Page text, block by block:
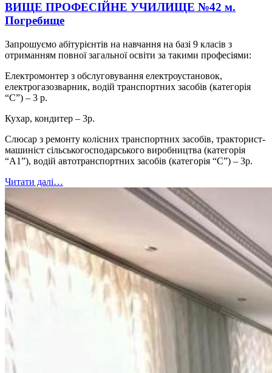
ВИЩЕ ПРОФЕСІЙНЕ УЧИЛИЩЕ №42 м.
Погребище
Запрошуємо абітурієнтів на навчання на базі 9 класів з
отриманням повної загальної освіти за такими професіями:
Електромонтер з обслуговування електроустановок,
електрогазозварник, водій транспортних засобів (категорія
“С”) – 3 р.
Кухар, кондитер – 3р.
Слюсар з ремонту колісних транспортних засобів, тракторист-
машиніст сільськогосподарського виробництва (категорія
“А1”), водій автотранспортних засобів (категорія “С”) – 3р.
Читати далі…